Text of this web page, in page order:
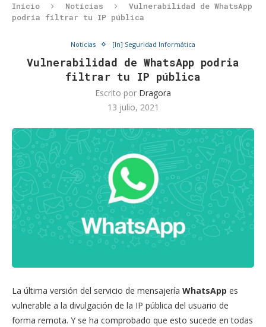
Inicio Noticias
Vulnerabilidad de WhatsApp
podria filtrar tu IP pública
Noticias [In] Seguridad Informática
Vulnerabilidad de WhatsApp podria
filtrar tu IP pública
Escrito por Dragora
13 julio, 2021
La última versión del servicio de mensajería WhatsApp es
vulnerable a la divulgación de la IP pública del usuario de
forma remota. Y se ha comprobado que esto sucede en todas